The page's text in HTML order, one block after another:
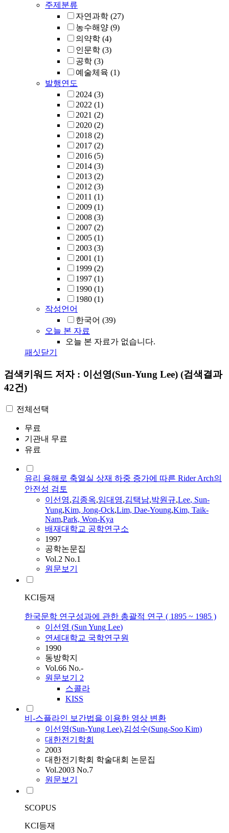
주제분류
자연과학 (27)
농수해양 (9)
의약학 (4)
인문학 (3)
공학 (3)
예술체육 (1)
발행연도
2024 (3)
2022 (1)
2021 (2)
2020 (2)
2018 (2)
2017 (2)
2016 (5)
2014 (3)
2013 (2)
2012 (3)
2011 (1)
2009 (1)
2008 (3)
2007 (2)
2005 (1)
2003 (3)
2001 (1)
1999 (2)
1997 (1)
1990 (1)
1980 (1)
작성언어
한국어 (39)
오늘 본 자료
오늘 본 자료가 없습니다.
패싯닫기
검색키워드 저자 : 이선영(Sun-Yung Lee) (검색결과
42건)
전체선택
무료
기관내 무료
유료
유리 용해로 축열실 상재 하중 증가에 따른 Rider Arch의
안전성 검토
이선영,김종옥,임대영,김택남,박원규,Lee, Sun-
Yung,Kim, Jong-Ock,Lim, Dae-Young,Kim, Taik-
Nam,Park, Won-Kya
배재대학교 공학연구소
1997
공학논문집
Vol.2 No.1
원문보기
KCI등재
한국문학 연구성과에 관한 총괄적 연구 ( 1895 ~ 1985 )
이선영 (SunYung Lee)
연세대학교 국학연구원
1990
동방학지
Vol.66 No.-
원문보기 2
스콜라
KISS
비-스플라인 보간법을 이용한 영상 변환
이선영(Sun-Yung Lee),김성수(Sung-Soo Kim)
대한전기학회
2003
대한전기학회 학술대회 논문집
Vol.2003 No.7
원문보기
SCOPUS
KCI등재